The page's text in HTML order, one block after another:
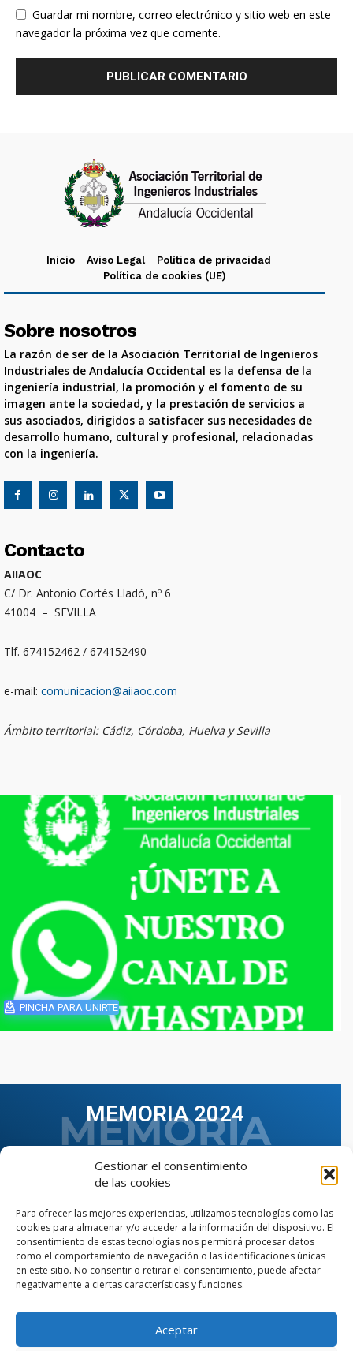
Gestionar el consentimiento
de las cookies
Para ofrecer las mejores experiencias, utilizamos tecnologías como las
cookies para almacenar y/o acceder a la información del dispositivo. El
consentimiento de estas tecnologías nos permitirá procesar datos
como el comportamiento de navegación o las identificaciones únicas
en este sitio. No consentir o retirar el consentimiento, puede afectar
negativamente a ciertas características y funciones.
Aceptar
Guardar mi nombre, correo electrónico y sitio web en este
navegador la próxima vez que comente.
Inicio Aviso Legal
Política de privacidad
Política de cookies (UE)
Sobre nosotros
La razón de ser de la Asociación Territorial de Ingenieros
Industriales de Andalucía Occidental es la defensa de la
ingeniería industrial, la promoción y el fomento de su
imagen ante la sociedad, y la prestación de servicios a
sus asociados, dirigidos a satisfacer sus necesidades de
desarrollo humano, cultural y profesional, relacionadas
con la ingeniería.
Contacto
AIIAOC
C/ Dr. Antonio Cortés Lladó, nº 6
41004 – SEVILLA
Tlf. 674152462 / 674152490
e-mail: comunicacion@aiiaoc.com
Ámbito territorial: Cádiz, Córdoba, Huelva y Sevilla
PINCHA PARA UNIRTE
MEMORIA 2024